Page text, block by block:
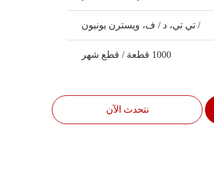
/ تي تي، د / ف، ويسترن يونيون
1000 قطعة / قطع شهر
نتحدث الآن